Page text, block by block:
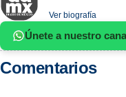
Ver biografía
Únete a nuestro
Comentarios